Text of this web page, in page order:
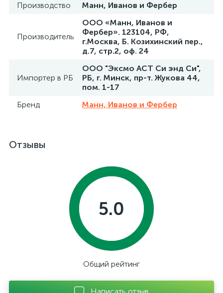
Производство
Манн, Иванов и Фербер
Производитель
ООО «Манн, Иванов и
Фербер». 123104, РФ,
г.Москва, Б. Козихинский пер.,
д.7, стр.2, оф. 24
Импортер в РБ
ООО "Эксмо АСТ Си энд Си",
РБ, г. Минск, пр-т. Жукова 44,
пом. 1-17
Бренд
Манн, Иванов и Фербер
Отзывы
5.0
Общий рейтинг
Написать отзыв